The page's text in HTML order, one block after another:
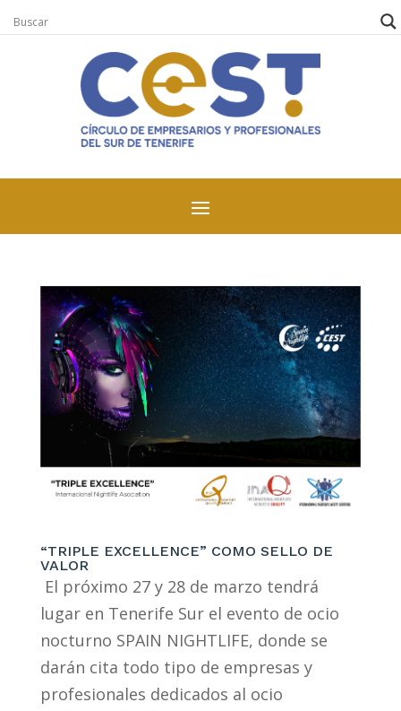
“TRIPLE EXCELLENCE” COMO SELLO DE
VALOR
El próximo 27 y 28 de marzo tendrá
lugar en Tenerife Sur el evento de ocio
nocturno SPAIN NIGHTLIFE, donde se
darán cita todo tipo de empresas y
profesionales dedicados al ocio